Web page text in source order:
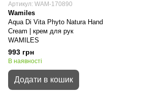
Артикул: WAM-170890
Wamiles
Aqua Di Vita Phyto Natura Hand
Cream | крем для рук
WAMILES
993 грн
В наявності
Додати в кошик